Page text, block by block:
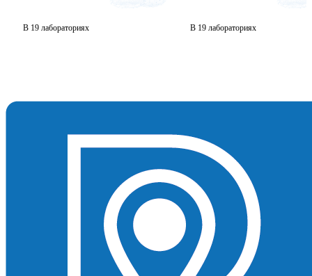
В 19 лабораториях В 19 лабораториях